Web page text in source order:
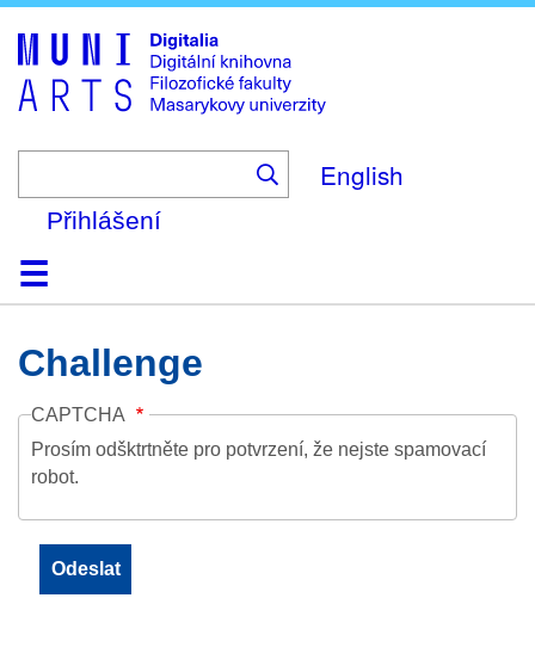
to
main
content
English
Přihlášení
DomůKolekce
Prohlížení
Vyhledávání
O platformě
Nápověda
KontaktDigitalia
Challenge
CAPTCHA
Prosím odšktrtněte pro potvrzení, že nejste spamovací
robot.